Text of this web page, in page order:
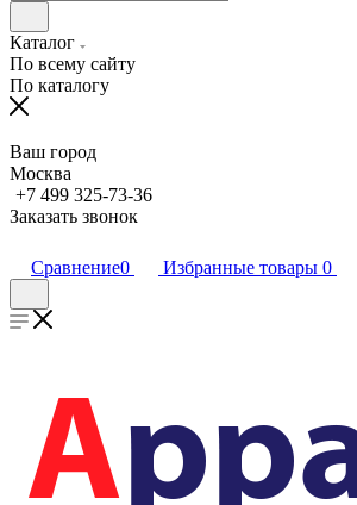
Каталог
По всему сайту
По каталогу
Ваш город
Москва
+7 499 325-73-36
Заказать звонок
Сравнение0 Избранные товары 0